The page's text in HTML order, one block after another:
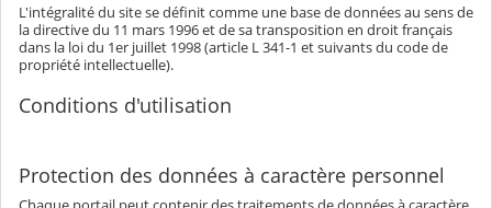
L'intégralité du site se définit comme une base de données au sens de
la directive du 11 mars 1996 et de sa transposition en droit français
dans la loi du 1er juillet 1998 (article L 341-1 et suivants du code de
propriété intellectuelle).
Conditions d'utilisation
Protection des données à caractère personnel